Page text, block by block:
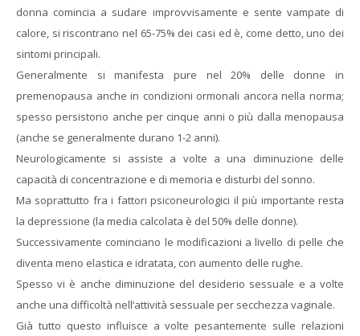
donna comincia a sudare improvvisamente e sente vampate di
calore, si riscontrano nel 65-75% dei casi ed è, come detto, uno dei
sintomi principali.
Generalmente si manifesta pure nel 20% delle donne in
premenopausa anche in condizioni ormonali ancora nella norma;
spesso persistono anche per cinque anni o più dalla menopausa
(anche se generalmente durano 1-2 anni).
Neurologicamente si assiste a volte a una diminuzione delle
capacità di concentrazione e di memoria e disturbi del sonno.
Ma soprattutto fra i fattori psiconeurologici il più importante resta
la depressione (la media calcolata è del 50% delle donne).
Successivamente cominciano le modificazioni a livello di pelle che
diventa meno elastica e idratata, con aumento delle rughe.
Spesso vi è anche diminuzione del desiderio sessuale e a volte
anche una difficoltà nell’attività sessuale per secchezza vaginale.
Già tutto questo influisce a volte pesantemente sulle relazioni